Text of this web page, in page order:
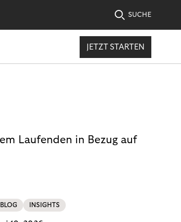
SUCHE
JETZT STARTEN
Laufenden in Bezug auf
BLOG INSIGHTS